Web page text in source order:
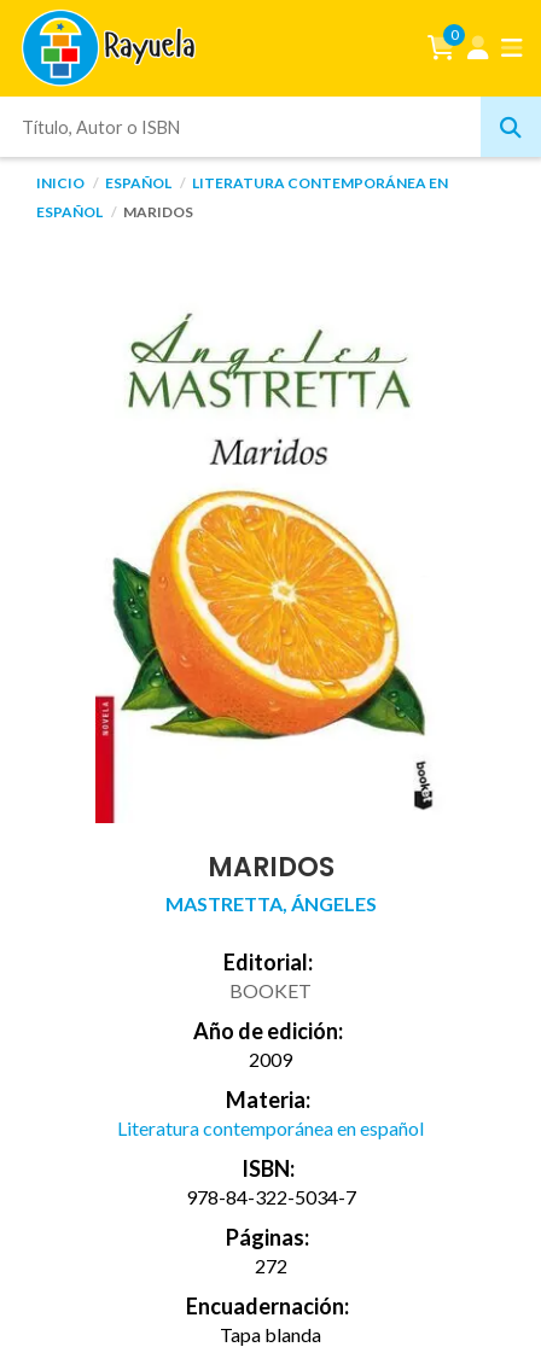
0
INICIO ESPAÑOL
LITERATURA CONTEMPORÁNEA EN
ESPAÑOL
MARIDOS
MARIDOS
MASTRETTA, ÁNGELES
Editorial:
BOOKET
Año de edición:
2009
Materia:
Literatura contemporánea en español
ISBN:
978-84-322-5034-7
Páginas:
272
Encuadernación:
Tapa blanda